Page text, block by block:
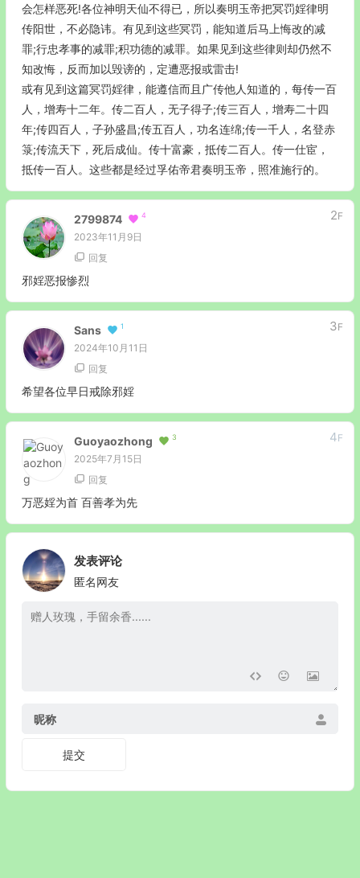
会怎样恶死!各位神明天仙不得已，所以奏明玉帝把冥罚婬律明
传阳世，不必隐讳。有见到这些冥罚，能知道后马上悔改的减
罪;行忠孝事的减罪;积功德的减罪。如果见到这些律则却仍然不
知改悔，反而加以毁谤的，定遭恶报或雷击!
或有见到这篇冥罚婬律，能遵信而且广传他人知道的，每传一百
人，增寿十二年。传二百人，无子得子;传三百人，增寿二十四
年;传四百人，子孙盛昌;传五百人，功名连绵;传一千人，名登赤
箓;传流天下，死后成仙。传十富豪，抵传二百人。传一仕宦，
抵传一百人。这些都是经过孚佑帝君奏明玉帝，照准施行的。
2799874 4
2023年11月9日
2F
回复
邪婬恶报惨烈
Sans 1
2024年10月11日
3F
回复
希望各位早日戒除邪婬
Guoyaozhong 3
2025年7月15日
4F
回复
万恶婬为首 百善孝为先
发表评论
匿名网友
昵称